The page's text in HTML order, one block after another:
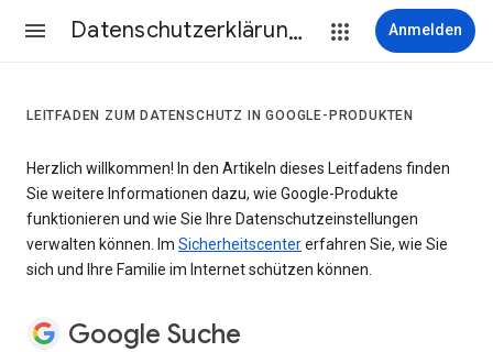
Datenschutzerklärung & Nutzungsbedingungen Anmelden
LEITFADEN ZUM DATENSCHUTZ IN GOOGLE-PRODUKTEN
Herzlich willkommen! In den Artikeln dieses Leitfadens finden
Sie weitere Informationen dazu, wie Google-Produkte
funktionieren und wie Sie Ihre Datenschutzeinstellungen
verwalten können. Im Sicherheitscentererfahren Sie, wie Sie
sich und Ihre Familie im Internet schützen können.
Google Suche